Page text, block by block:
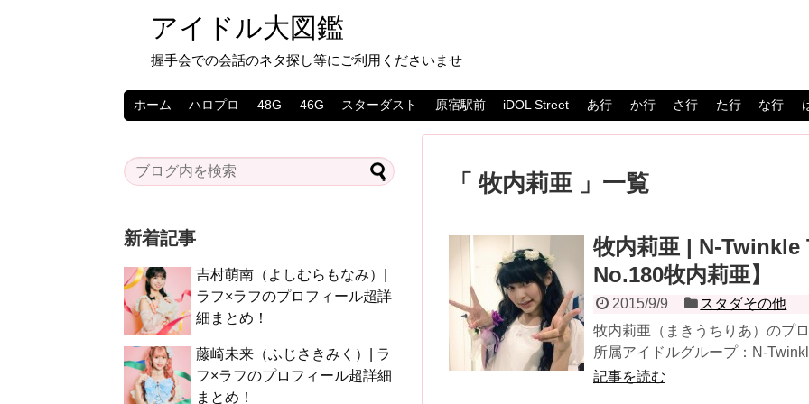
アイドル大図鑑
握手会での会話のネタ探し等にご利用くださいませ
ホーム ハロプロ 48G 46G スターダスト 原宿駅前 iDOL Street あ行 か行 さ行 た行 な行
牧内莉亜 一覧
牧内莉亜 | N-Twinkle
No.180牧内莉亜】
2015/9/9
スタダその他
牧内莉亜（まきうちりあ）のプ
所属アイドルグループ：N-
記事を読む
新着記事
吉村萌南（よしむらもなみ）|
ラフ×ラフのプロフィール超詳
細まとめ！
藤崎未来（ふじさきみく）| ラ
フ×ラフのプロフィール超詳細
まとめ！